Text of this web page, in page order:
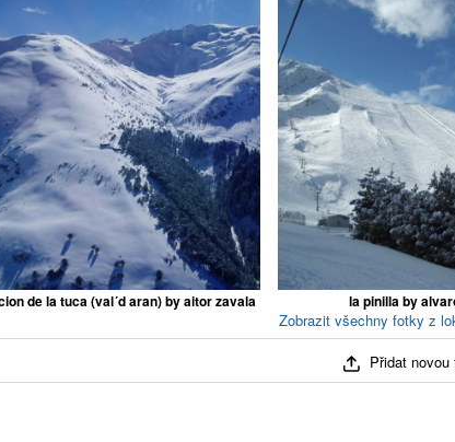
de la tuca (val´d aran) by aitor zavala la pinilla by
Zobrazit všechny fotky z
Přidat novou